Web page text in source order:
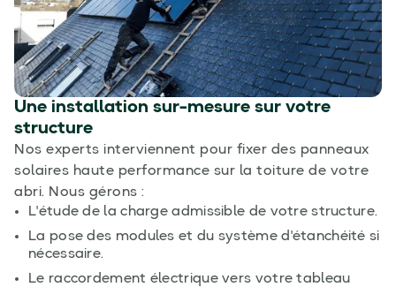
Une installation sur-mesure sur votre
structure
Nos experts interviennent pour fixer des panneaux
solaires haute performance sur la toiture de votre
abri. Nous gérons :
L'étude de la charge admissible de votre structure.
La pose des modules et du système d'étanchéité si
nécessaire.
Le raccordement électrique vers votre tableau